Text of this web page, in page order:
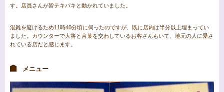
す。店員さんが皆テキパキと動かれていました。
混雑を避けるため11時40分頃に伺ったのですが、既に店内は半分以上埋まってい
ました。カウンターで大将と言葉を交わしているお客さんもいて、地元の人に愛さ
れている店だと感じます。
メニュー